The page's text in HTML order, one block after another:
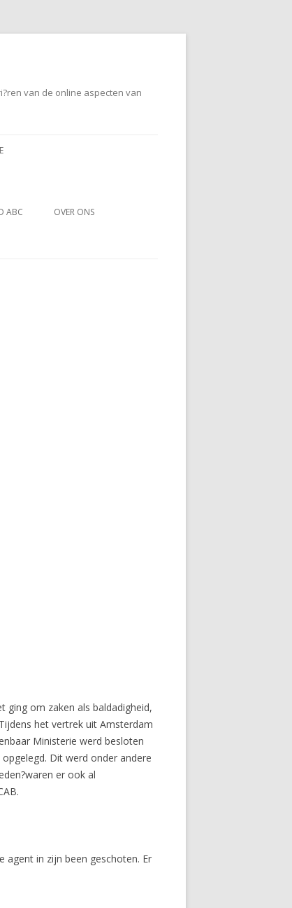
van de online aspecten van
ABC OVER ONS
ging om zaken als baldadigheid,
het vertrek uit Amsterdam
Ministerie werd besloten
Dit werd onder andere
er ook al
agent in zijn been geschoten. Er